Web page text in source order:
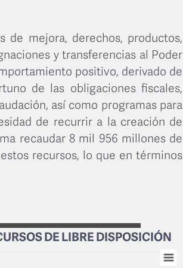
de mejora, derechos, productos,
y transferencias al Poder
positivo, derivado de
de las obligaciones fiscales,
así como programas para
de recurrir a la creación de
recaudar 8 mil 956 millones de
recursos, lo que en términos
DE LIBRE DISPOSICIÓN